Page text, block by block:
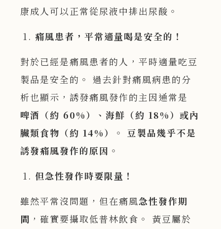
康成人可以正常從尿液中排出尿酸。
痛風患者，平常適量喝是安全的！
對於已經是痛風患者的人，平時適量吃豆
製品是安全的。 過去針對痛風病患的分
析也顯示，誘發痛風發作的主因通常是
啤酒（約 60%）、海鮮（約 18%）或內
臟類食物（約 14%） 。 豆製品幾乎不是
誘發痛風發作的原因 。
但急性發作時要限量！
雖然平常沒問題，但在痛風急性發作期
間 ，確實要攝取低普林飲食。 黃豆屬於